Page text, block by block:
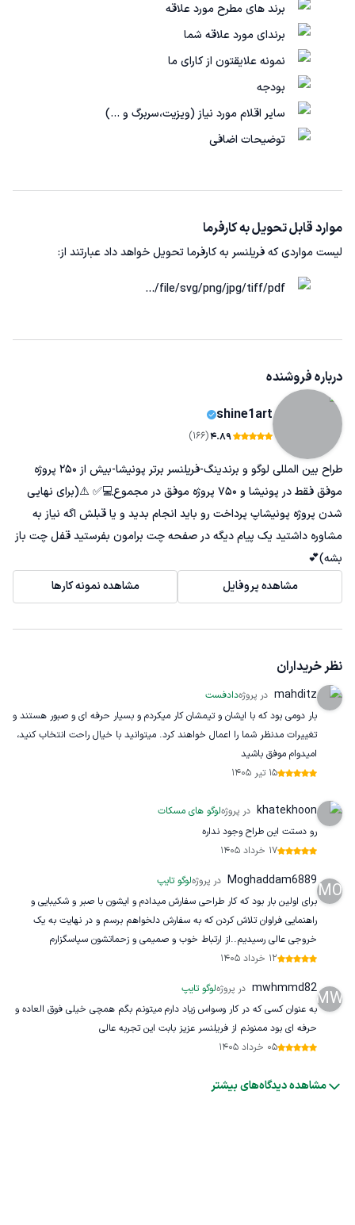
برند های مطرح مورد علاقه
برندای مورد علاقه شما
نمونه علایقتون از کارای ما
بودجه
سایر اقلام مورد نیاز (ویزیت،سربرگ و ...)
توضیحات اضافی
موارد قابل تحویل به کارفرما
لیست مواردی که فریلنسر به کارفرما تحویل خواهد داد عبارتند از:
file/svg/png/jpg/tiff/pdf/...
درباره فروشنده
shine1art
4.89
(166)
طراح بین المللی لوگو و برندینگ-فریلنسر برتر پونیشا-بیش از 250 پروژه
موفق فقط در پونیشا و 750 پروژه موفق در مجموع💻✅ ⚠️(برای نهایی
شدن پروژه پونیشاپ پرداخت رو باید انجام بدید و یا قبلش اگه نیاز به
مشاوره داشتید یک پیام دیگه در صفحه چت برامون بفرستید قفل چت باز
بشه)💕
مشاهده پروفایل
مشاهده نمونه کارها
نظر خریداران
mahditz در پروژهدادفست
بار دومی بود که با ایشان و تیمشان کار میکردم و بسیار حرفه ای و صبور هستند و
تغییرات مدنظر شما را اعمال خواهند کرد. میتوانید با خیال راحت انتخاب کنید،
امیدوام موفق باشید
15 تیر 1405
khatekhoon در پروژهلوگو های مسکات
رو دستت این طراح وجود نداره
17 خرداد 1405
MO
Moghaddam6889 در پروژهلوگو تایپ
برای اولین بار بود که کار طراحی سفارش میدادم و ایشون با صبر و شکیبایی و
راهنمایی فراوان تلاش کردن که به سفارش دلخواهم برسم و در نهایت به یک
خروجی عالی رسیدیم..از ارتباط خوب و صمیمی و زحماتشون سپاسگزارم
12 خرداد 1405
MW
mwhmmd82 در پروژهلوگو تایپ
به عنوان کسی که در کار وسواس زیاد دارم میتونم بگم همچی خیلی فوق العاده و
حرفه ای بود ممنونم از فریلنسر عزیز بابت این تجربه عالی
05 خرداد 1405
مشاهده دیدگاه‌های بیشتر